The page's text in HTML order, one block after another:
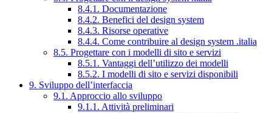
8.4.1. Documentazione
8.4.2. Benefici del design system
8.4.3. Risorse operative
8.4.4. Come contribuire al design system .italia
8.5. Progettare con i modelli di sito e servizi
8.5.1. Vantaggi dell’utilizzo dei modelli
8.5.2. I modelli di sito e servizi disponibili
9. Sviluppo dell’interfaccia
9.1. Approccio allo sviluppo
9.1.1. Attività preliminari